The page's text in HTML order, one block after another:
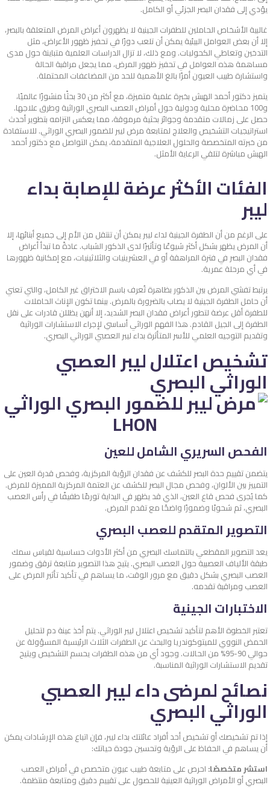
يؤدي إلى فقدان البصر الجزئي أو الكامل.
غالبية الأشخاص الحاملين للطفرات الجينية لا يظهرون أعراض المرض المتعلقة بالبصر،
إلا أن بعض العوامل البيئية يمكن أن تلعب دورًا في تحفيز ظهور الأعراض، مثل
التدخين وتعاطي الكحوليات. ومع ذلك، لا تزال الدراسات العلمية متباينة حول مدى
مساهمة هذه العوامل في تحفيز ظهور المرض، مما يجعل مراقبة الحالة
واستشارة طبيب العيون أمرًا بالغ الأهمية للحد من المضاعفات المحتملة.
يتميز دكتور أحمد الهبش بخبرة علمية متميزة، مع أكثر من 30 بحثًا منشورًا عالميًا،
و100 محاضرة محلية ودولية حول أمراض العصب البصري الوراثية وطرق علاجها.
حصل على زمالات متقدمة وجوائز بحثية مرموقة، مما يعكس التزامه بتطوير أحدث
استراتيجيات التشخيص والعلاج لمتابعة مرض ليبر للضمور البصري الوراثي. للاستفادة
من خبرته المتخصصة والحلول العلاجية المتقدمة، يمكن التواصل مع دكتور أحمد
الهبش مباشرة لتلقي الرعاية الأمثل.
الفئات الأكثر عرضة للإصابة بداء
ليبر
على الرغم من أن الطفرة الجينية لداء ليبر يمكن أن تنتقل من الأم إلى جميع أبنائها، إلا
أن المرض يظهر بشكل أكثر شيوعًا وتأثيرًا لدى الذكور الشباب. عادةً ما تبدأ أعراض
فقدان البصر في فترة المراهقة أو في العشرينيات والثلاثينيات، مع إمكانية ظهورها
في أي مرحلة عمرية.
يرتبط تفشي المرض بين الذكور بظاهرة تُعرف باسم الاختراق غير الكامل، والتي تعني
أن حامل الطفرة الجينية لا يصاب بالضرورة بالمرض. بينما تكون الإناث الحاملات
للطفرة أقل عرضة لتطور أعراض فقدان البصر الشديد، إلا أنهن يظللن قادرات على نقل
الطفرة إلى الجيل القادم. هذا الفهم الوراثي أساسي لإجراء الاستشارات الوراثية
وتقديم التوجيه العلمي للأسر المتأثرة بداء ليبر العصبي الوراثي البصري.
تشخيص اعتلال ليبر العصبي
الوراثي البصري
الفحص السريري الشامل للعين
يتضمن تقييم حدة البصر للكشف عن فقدان الرؤية المركزية، وفحص قدرة العين على
التمييز بين الألوان، وفحص مجال البصر للكشف عن العتمة المركزية المميزة للمرض.
كما يُجرى فحص قاع العين، الذي قد يظهر في البداية تورمًا طفيفًا في رأس العصب
البصري، ثم شحوبًا وضمورًا واضحًا مع تقدم المرض.
التصوير المتقدم للعصب البصري
يعد التصوير المقطعي بالتماسك البصري من أكثر الأدوات حساسية لقياس سمك
طبقة الألياف العصبية حول العصب البصري. يتيح هذا التصوير متابعة ترقق وضمور
العصب البصري بشكل دقيق مع مرور الوقت، ما يساهم في تأكيد تأثير المرض على
العصب ومراقبة تقدمه.
الاختبارات الجينية
تعتبر الخطوة الأهم لتأكيد تشخيص اعتلال ليبر الوراثي. يتم أخذ عينة دم لتحليل
الحمض النووي للميتوكوندريا والبحث عن الطفرات الثلاث الرئيسية المسؤولة عن
حوالي 90-95% من الحالات. وجود أي من هذه الطفرات يحسم التشخيص ويتيح
تقديم الاستشارات الوراثية المناسبة.
نصائح لمرضى داء ليبر العصبي
الوراثي البصري
إذا تم تشخيصك أو تشخيص أحد أفراد عائلتك بداء ليبر، فإن اتباع هذه الإرشادات يمكن
أن يساهم في الحفاظ على الرؤية وتحسين جودة حياتك:
استشر متخصصًا: احرص على متابعة طبيب عيون متخصص في أمراض العصب
البصري أو الأمراض الوراثية العينية للحصول على تقييم دقيق ومتابعة منتظمة.